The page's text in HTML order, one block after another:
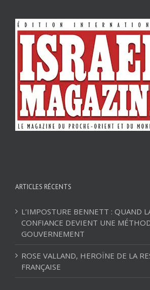
ARTICLES RÉCENTS
L’IMPOSTURE BENNETT : QUAND
CONFIANCE DEVIENT UNE
GOUVERNEMENT
ROSE VALLAND, HEROÏNE DE LA
FRANÇAISE